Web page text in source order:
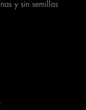
y sin semillas